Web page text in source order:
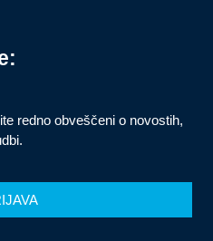
redno obveščeni o novostih,